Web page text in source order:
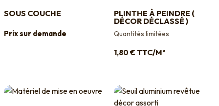
SOUS COUCHE
Prix sur demande
PLINTHE À PEINDRE (
DÉCOR DÉCLASSÉ )
Quantités limitées
1,80 € TTC/M²